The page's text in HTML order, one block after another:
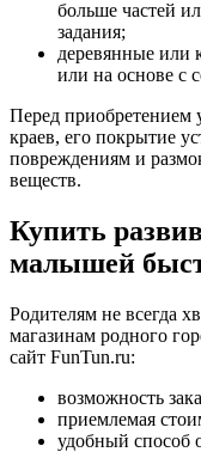
больше частей
задания;
деревянные или
или на основе с
Перед приобретением
краев, его покрытие
повреждениям и
веществ.
Купить
малышей
Родителям не всегда
магазинам родного
сайт FunTun.ru:
возможность
приемлемая
удобный способ